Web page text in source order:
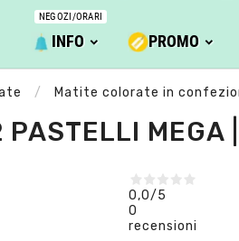
INFO
NEGOZI/ORARI
PROMO
Matite colorate in
PASTELLI MEGA
0,0/5
0
recensioni